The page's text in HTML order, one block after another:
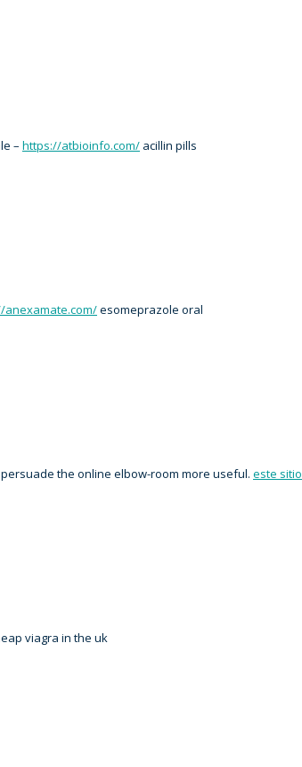
– https://atbioinfo.com/ acillin pills
anexamate.com/esomeprazole oral
the online elbow-room more useful. este sitio
viagra in the uk